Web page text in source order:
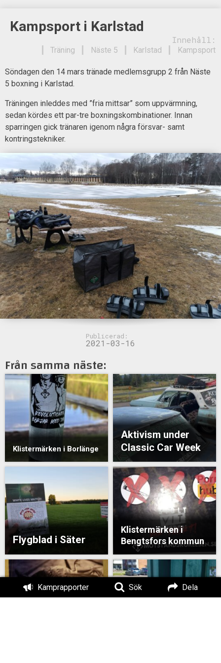
Kamprapporter Sök Dela
Kampsport i Karlstad
Innehåll:
Kampsport
Karlstad
Näste 5
Träning
Söndagen den 14 mars tränade medlemsgrupp 2 från Näste
5 boxning i Karlstad.
Träningen inleddes med ”fria mittsar” som uppvärmning,
sedan kördes ett par-tre boxningskombinationer. Innan
sparringen gick tränaren igenom några försvar- samt
kontringstekniker.
Publicerad:
2021-03-16
Från samma näste:
Klistermärken i Borlänge
Aktivism under
Classic Car Week
Flygblad i Säter
Klistermärken i
Bengtsfors kommun